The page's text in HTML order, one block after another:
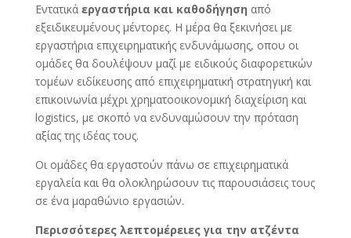
Εντατικά εργαστήρια και καθοδήγηση από
εξειδικευμένους μέντορες. Η μέρα θα ξεκινήσει με
εργαστήρια επιχειρηματικής ενδυνάμωσης, οπου οι
ομάδες θα δουλέψουν μαζί με ειδικούς διαφορετικών
τομέων ειδίκευσης από επιχειρηματική στρατηγική και
επικοινωνία μέχρι χρηματοοικονομική διαχείριση και
logistics, με σκοπό να ενδυναμώσουν την πρόταση
αξίας της ιδέας τους.
Οι ομάδες θα εργαστούν πάνω σε επιχειρηματικά
εργαλεία και θα ολοκληρώσουν τις παρουσιάσεις τους
σε ένα μαραθώνιο εργασιών.
Περισσότερες λεπτομέρειες για την ατζέντα